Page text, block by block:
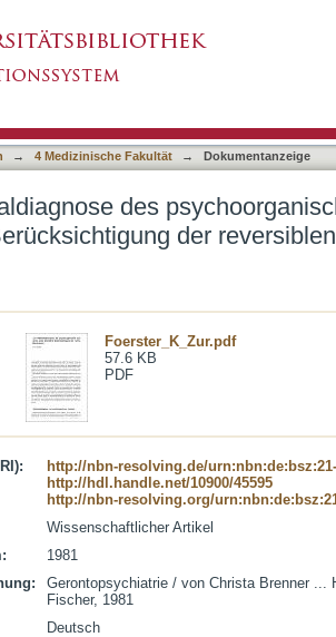
→ 4 Medizinische Fakultät → Dokumentanzeige
des
der
Foerster_K_Zur.pdf
57.6 KB
PDF
http://nbn-resolving.de/
http://hdl.handle.net/10900/45595
http://nbn-resolving.org/
Wissenschaftlicher Artikel
1981
Gerontopsychiatrie / von Christa Brenner
Fischer, 1981
Deutsch